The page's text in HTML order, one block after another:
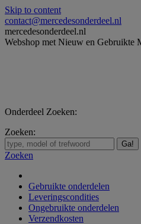
Skip to content
contact@mercedesonderdeel.nl
mercedesonderdeel.nl
Webshop met Nieuw en Gebruikte
Onderdeel Zoeken:
Zoeken:
Zoeken
Gebruikte onderdelen
Leveringscondities
Ongebruikte onderdelen
Verzendkosten